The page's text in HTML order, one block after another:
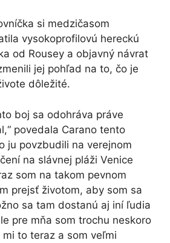
si medzičasom
vysokoprofilovú hereckú
od Rousey a objavný návrat
jej pohľad na to, čo je
dôležité.
boj sa odohráva práve
povedala Carano tento
ju povzbudili na verejnom
na slávnej pláži Venice
som na takom pevnom
prejsť životom, aby som sa
sa tam dostanú aj iní ľudia
pre mňa som trochu neskoro
to teraz a som veľmi